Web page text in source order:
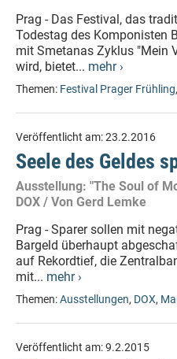
Prag - Das Festival, das
Todestag des Komponisten
mit Smetanas Zyklus "Mein
wird, bietet... mehr ›
Themen: Festival Prager Frühling,
Veröffentlicht am:23.2.2016
Seele des Geldes
Ausstellung: "The Soul of
DOX / Von Gerd Lemke
Prag - Sparer sollen mit
Bargeld überhaupt
auf Rekordtief, die
mit... mehr ›
Themen:Ausstellungen, DOX,
Veröffentlicht am:9.2.2015